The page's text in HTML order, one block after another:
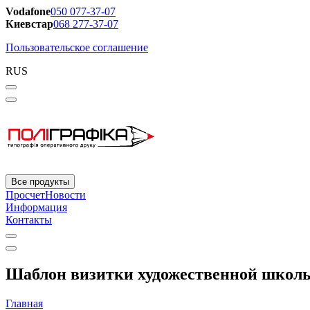
Vodafone050 077-37-07
Киевстар068 277-37-07
Пользовательское соглашение
RUS
Все продукты
ПросчетНовости
Информация
Контакты
Шаблон визитки художественной
Главная